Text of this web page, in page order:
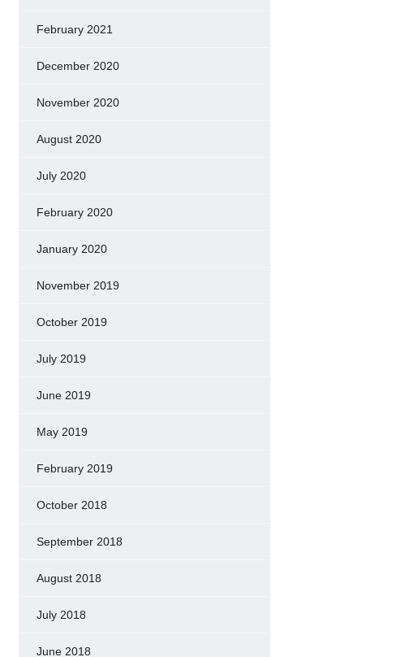
February 2021
December 2020
November 2020
August 2020
July 2020
February 2020
January 2020
November 2019
October 2019
July 2019
June 2019
May 2019
February 2019
October 2018
September 2018
August 2018
July 2018
June 2018